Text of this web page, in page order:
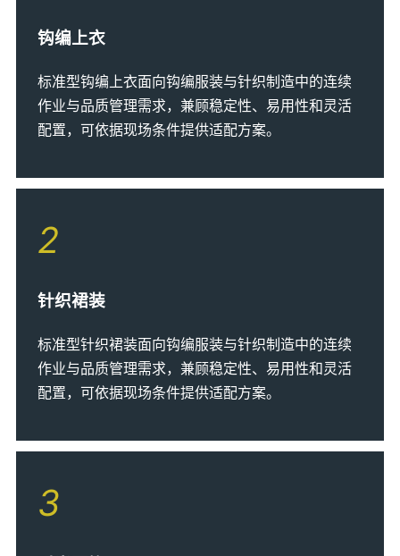
钩编上衣
标准型钩编上衣面向钩编服装与针织制造中的连续
作业与品质管理需求，兼顾稳定性、易用性和灵活
配置，可依据现场条件提供适配方案。
2
针织裙装
标准型针织裙装面向钩编服装与针织制造中的连续
作业与品质管理需求，兼顾稳定性、易用性和灵活
配置，可依据现场条件提供适配方案。
3